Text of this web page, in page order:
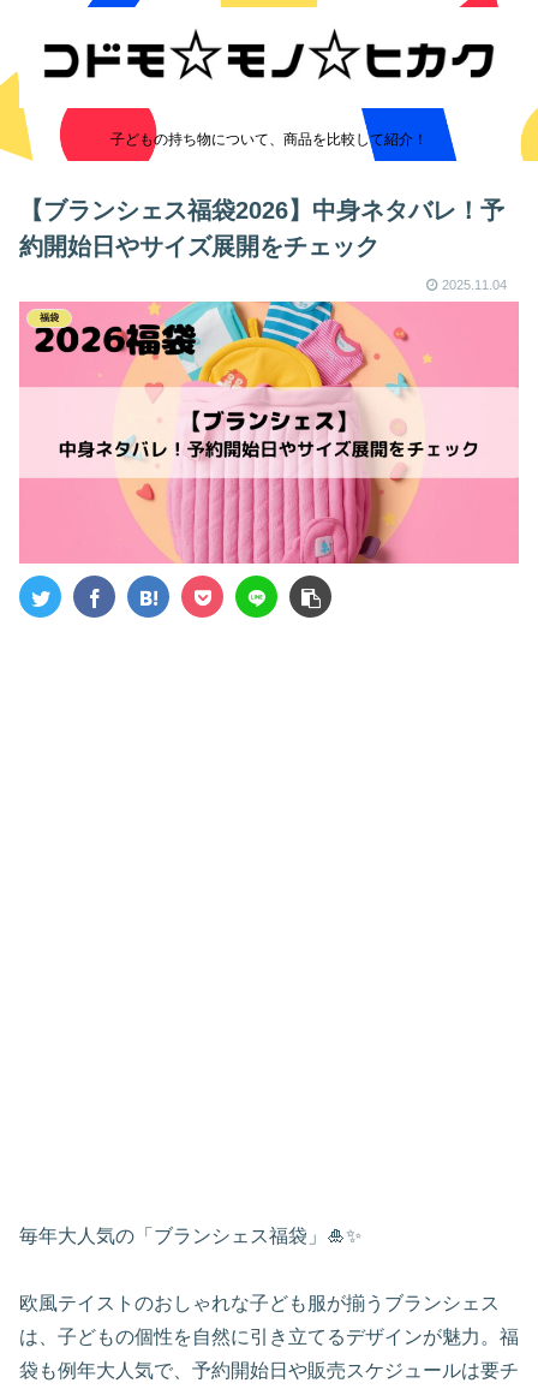
子どもの持ち物について、商品を比較して紹介！
【ブランシェス福袋2026】中身ネタバレ！予
約開始日やサイズ展開をチェック
2025.11.04
福袋
毎年大人気の「ブランシェス福袋」🎍✨
欧風テイストのおしゃれな子ども服が揃うブランシェス
は、子どもの個性を自然に引き立てるデザインが魅力。福
袋も例年大人気で、予約開始日や販売スケジュールは要チ